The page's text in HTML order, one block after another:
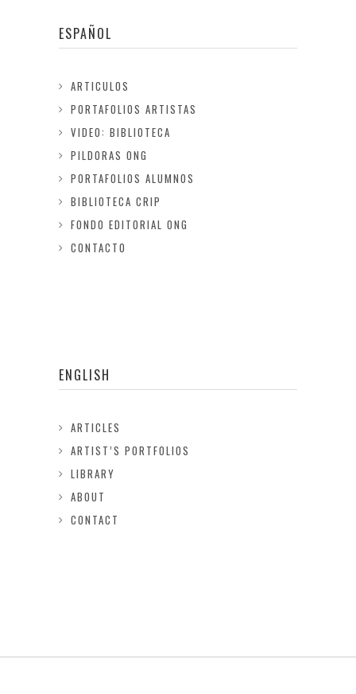
ESPAÑOL
ARTICULOS
PORTAFOLIOS ARTISTAS
VIDEO: BIBLIOTECA
PILDORAS ONG
PORTAFOLIOS ALUMNOS
BIBLIOTECA CRIP
FONDO EDITORIAL ONG
CONTACTO
ENGLISH
ARTICLES
ARTIST’S PORTFOLIOS
LIBRARY
ABOUT
CONTACT